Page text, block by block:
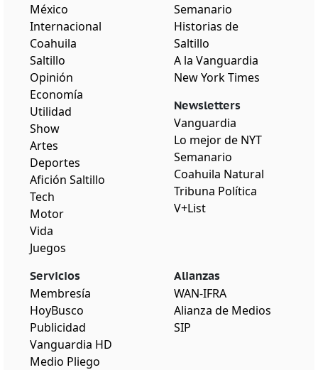
México
Internacional
Coahuila
Saltillo
Opinión
Economía
Utilidad
Show
Artes
Deportes
Afición Saltillo
Tech
Motor
Vida
Juegos
Semanario
Historias de
Saltillo
A la Vanguardia
New York Times
Newsletters
Vanguardia
Lo mejor de NYT
Semanario
Coahuila Natural
Tribuna Política
V+List
Servicios
Membresía
HoyBusco
Publicidad
Vanguardia HD
Medio Pliego
Alianzas
WAN-IFRA
Alianza de Medios
SIP